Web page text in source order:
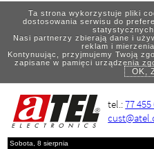
Ta strona wykorzystuje pliki
dostosowania serwisu do
Nasi partnerzy zbierają dane i
reklam i
Kontynuując, przyjmujemy Twoją
zapisane w pamięci urządzenia
OK,
tel.:77 455
Sobota, 8 sierpnia